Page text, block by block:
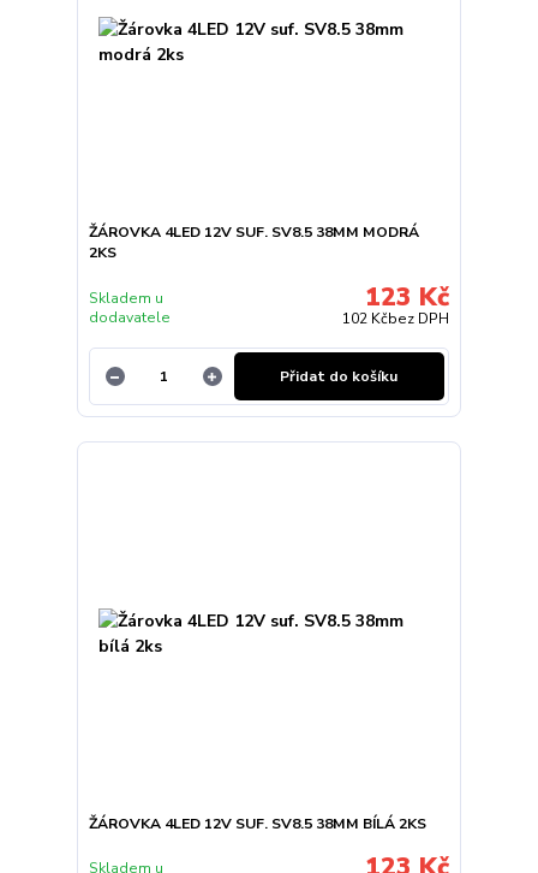
ŽÁROVKA 4LED 12V SUF. SV8.5 38MM MODRÁ
2KS
123 Kč
102 Kčbez DPH
Skladem u
dodavatele
Přidat do košíku
ŽÁROVKA 4LED 12V SUF. SV8.5 38MM BÍLÁ 2KS
Skladem u